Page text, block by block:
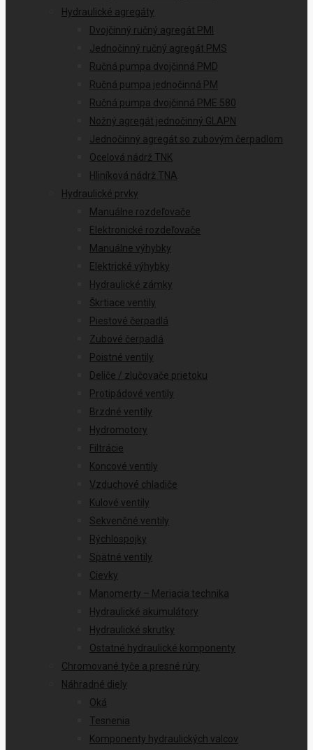
Hydraulické agregáty
Dvojčinný ručný agregát PMI
Jednočinný ručný agregát PMS
Ručná pumpa dvojčinná PMD
Ručná pumpa jednočinná PM
Ručná pumpa dvojčinná PME 580
Nožný agregát jednočinný GLAPN
Jednočinný agregát so zubovým čerpadlom
Ocelová nádrž TNK
Hliníková nádrž TNA
Hydraulické prvky
Manuálne rozdeľovače
Elektronické rozdeľovače
Manuálne výhybky
Elektrické výhybky
Hydraulické zámky
Škrtiace ventily
Piestové čerpadlá
Zubové čerpadlá
Poistné ventily
Deliče / zlučovače prietoku
Protipádové ventily
Brzdné ventily
Hydromotory
Filtrácie
Koncové ventily
Vzduchové chladiče
Kulové ventily
Sekvenčné ventily
Rýchlospojky
Spätné ventily
Cievky
Manomerty – Meriacia technika
Hydraulické akumulátory
Hydraulické skrutky
Ostatné hydraulické komponenty
Chromované tyče a presné rúry
Náhradné diely
Oká
Tesnenia
Komponenty hydraulických valcov